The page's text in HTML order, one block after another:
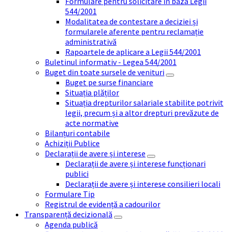
544/2001
Modalitatea de contestare a deciziei și
formularele aferente pentru reclamație
administrativă
Rapoartele de aplicare a Legii 544/2001
Buletinul informativ - Legea 544/2001
Buget din toate sursele de venituri
Buget pe surse financiare
Situația plăților
Situația drepturilor salariale stabilite potrivit
legii, precum și a altor drepturi prevăzute de
acte normative
Bilanțuri contabile
Achiziții Publice
Declarații de avere și interese
Declarații de avere și interese funcționari
publici
Declarații de avere și interese consilieri locali
Formulare Tip
Registrul de evidență a cadourilor
Transparență decizională
Agenda publică